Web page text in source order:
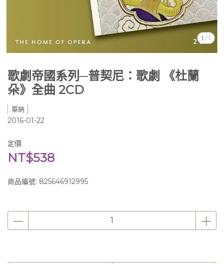
1 /1
歌劇帝國系列─普契尼：歌劇 《杜蘭
朵》全曲 2CD
華納
2016-01-22
定價
NT$538
商品編號: 825646912995